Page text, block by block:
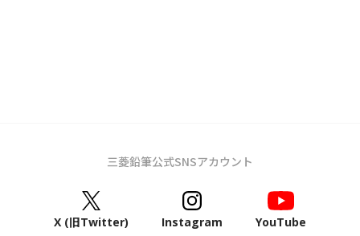
三菱鉛筆公式SNSアカウント
X (旧Twitter) Instagram YouTube